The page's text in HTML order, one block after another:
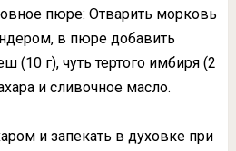
пюре: Отварить морковь
в пюре добавить
(10 г), чуть тертого имбиря (2
и сливочное масло.
и запекать в духовке при